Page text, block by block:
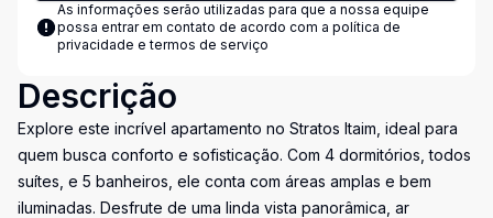
As informações serão utilizadas para que a nossa equipe
possa entrar em contato de acordo com a política de
privacidade e termos de serviço
Descrição
Explore este incrível apartamento no Stratos Itaim, ideal para
quem busca conforto e sofisticação. Com 4 dormitórios, todos
suítes, e 5 banheiros, ele conta com áreas amplas e bem
iluminadas. Desfrute de uma linda vista panorâmica, ar